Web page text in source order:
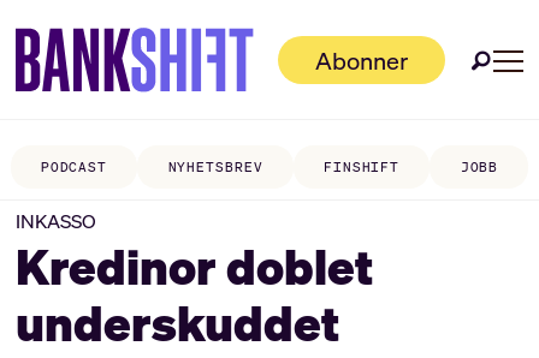
Abonner
PODCAST NYHETSBREV FINSHIFT JOBB
INKASSO
Kredinor doblet
underskuddet